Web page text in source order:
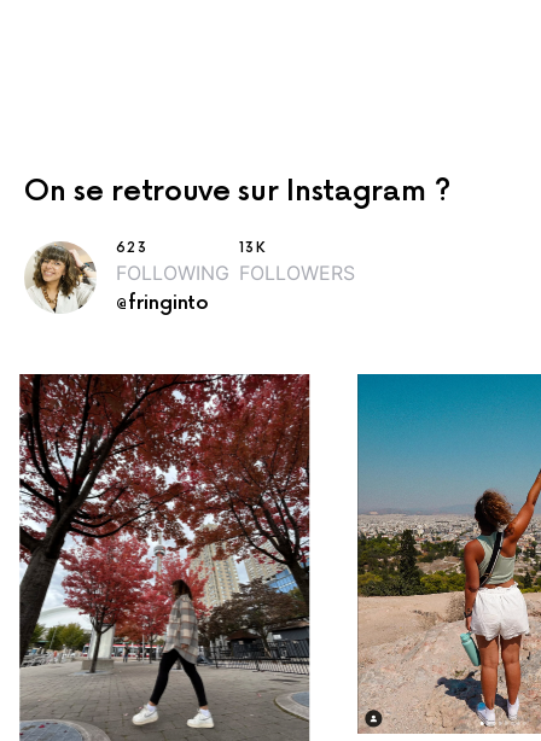
On se retrouve sur Instagram ?
623
FOLLOWING
13K
FOLLOWERS
@fringinto